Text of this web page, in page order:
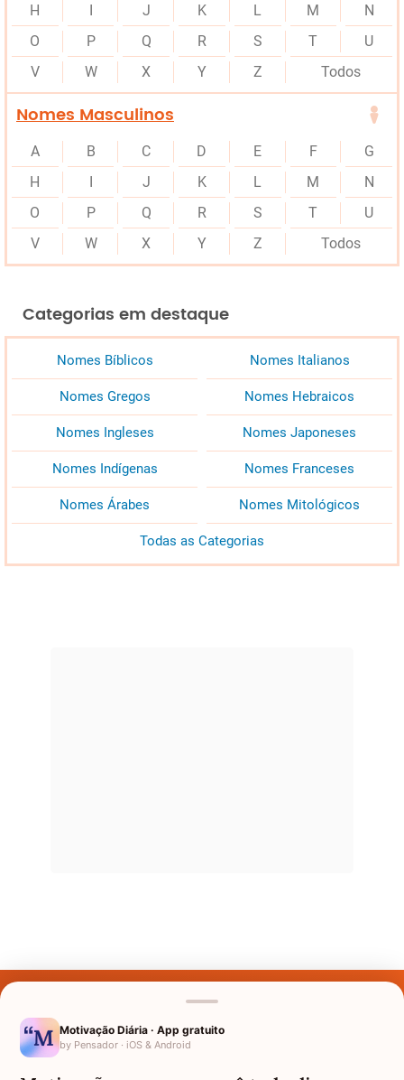
H
I J K L M
N
O
P Q R S T
U
V
W X Y Z Todos
Nomes Masculinos
A B C D E F
G
H
I J K L M
N
O
P Q R S T
U
V
W X Y Z Todos
Categorias em destaque
Nomes Bíblicos Nomes Italianos
Nomes Gregos Nomes Hebraicos
Nomes Ingleses Nomes Japoneses
Nomes Indígenas Nomes Franceses
Nomes Árabes Nomes Mitológicos
Todas as Categorias
Nomes pelo Mundo
Motivação Diária · App gratuito
by Pensador · iOS & Android